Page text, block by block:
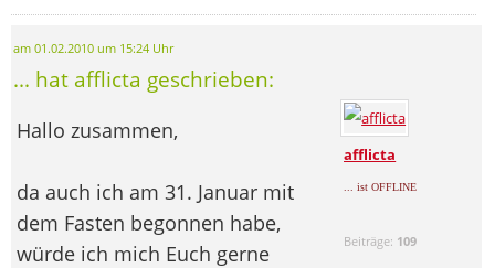
am 01.02.2010 um 15:24 Uhr
... hat afflicta geschrieben:
afflicta
... ist OFFLINE
Beiträge: 109
Hallo zusammen,
da auch ich am 31. Januar mit
dem Fasten begonnen habe,
würde ich mich Euch gerne